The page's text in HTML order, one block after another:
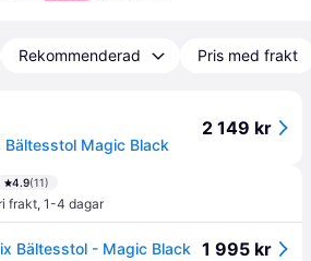
Rekommenderad Pris med frakt
Bältesstol Magic Black
2 149 kr
4.9(11)
frakt, 1-4 dagar
Bältesstol - Magic Black 1 995 kr